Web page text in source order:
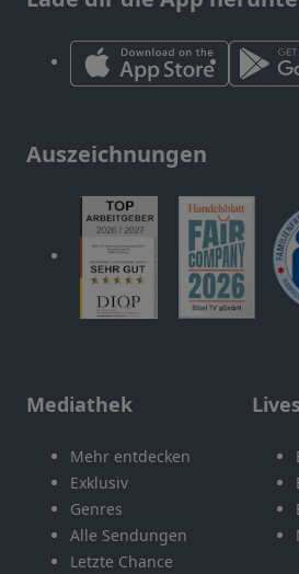
Auszeichnungen
Mediathek
Mehr entdecken
Exklusiv
Genres
Alle Sendungen
Letzte Chance